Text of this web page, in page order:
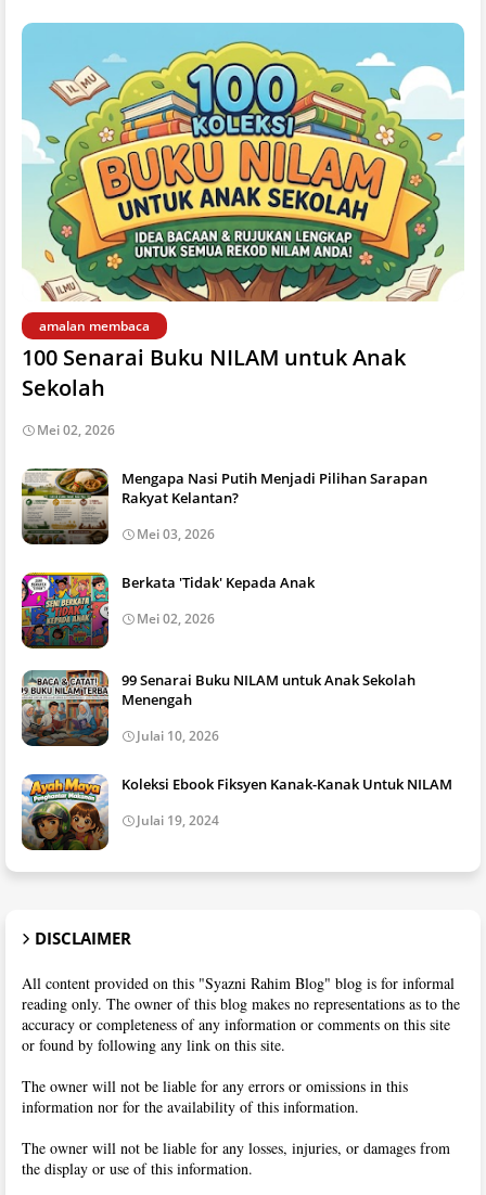
amalan membaca
100 Senarai Buku NILAM untuk Anak
Sekolah
Mei 02, 2026
Mengapa Nasi Putih Menjadi Pilihan Sarapan
Rakyat Kelantan?
Mei 03, 2026
Berkata 'Tidak' Kepada Anak
Mei 02, 2026
99 Senarai Buku NILAM untuk Anak Sekolah
Menengah
Julai 10, 2026
Koleksi Ebook Fiksyen Kanak-Kanak Untuk NILAM
Julai 19, 2024
DISCLAIMER
All content provided on this "Syazni Rahim Blog" blog is for informal
reading only. The owner of this blog makes no representations as to the
accuracy or completeness of any information or comments on this site
or found by following any link on this site.
The owner will not be liable for any errors or omissions in this
information nor for the availability of this information.
The owner will not be liable for any losses, injuries, or damages from
the display or use of this information.